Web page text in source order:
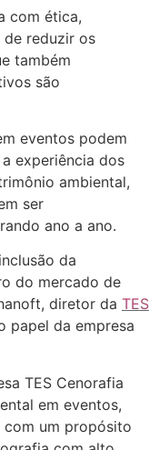
com ética,
de reduzir os
também
são
eventos podem
experiência dos
ambiental,
ser
ano a ano.
da
do mercado de
diretor da TES
papel da empresa
TES Cenorafia
em eventos,
com um propósito